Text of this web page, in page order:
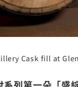
Cask fill at